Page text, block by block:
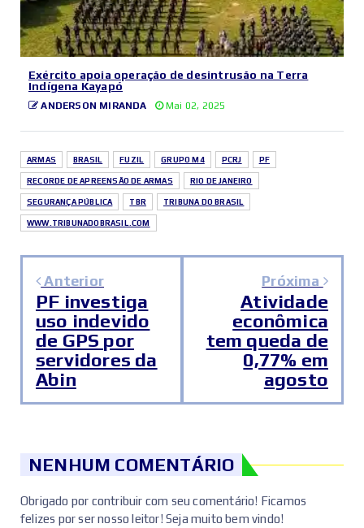
Exército apoia operação de desintrusão na Terra
Indígena Kayapó
ANDERSON MIRANDA Mai 02, 2025
ARMAS BRASIL FUZIL GRUPO M4 PCRJ PF
RECORDE DE APREENSÃO DE ARMAS RIO DE JANEIRO
SEGURANÇA PÚBLICA TBR TRIBUNA DO BRASIL
WWW.TRIBUNADOBRASIL.COM
Anterior
PF investiga
uso indevido
de GPS por
servidores da
Abin
Próxima
Atividade
econômica
tem queda de
0,77% em
agosto
NENHUM COMENTÁRIO
Obrigado por contribuir com seu comentário! Ficamos
felizes por ser nosso leitor! Seja muito bem vindo!